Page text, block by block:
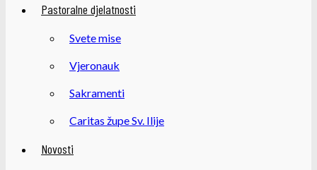
Pastoralne djelatnosti
Svete mise
Vjeronauk
Sakramenti
Caritas župe Sv. Ilije
Novosti